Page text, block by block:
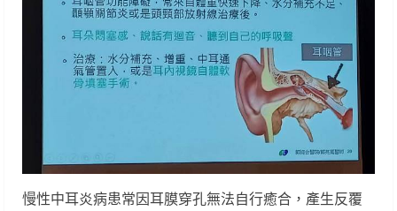
慢性中耳炎病患常因耳膜穿孔無法自行癒合，產生反覆